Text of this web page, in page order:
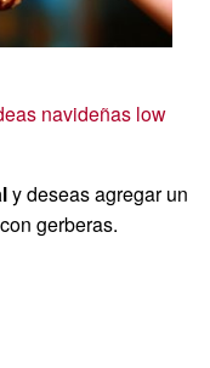
navideñas low
y deseas agregar un
gerberas.